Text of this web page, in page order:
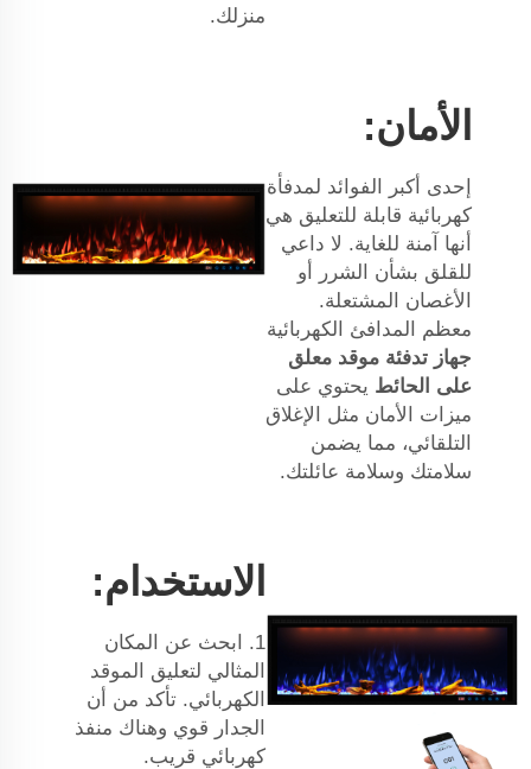
منزلك.
الأمان:
إحدى أكبر الفوائد لمدفأة
كهربائية قابلة للتعليق هي
أنها آمنة للغاية. لا داعي
للقلق بشأن الشرر أو
الأغصان المشتعلة.
معظم المدافئ الكهربائية
جهاز تدفئة موقد معلق
على الحائط يحتوي على
ميزات الأمان مثل الإغلاق
التلقائي، مما يضمن
سلامتك وسلامة عائلتك.
الاستخدام:
1. ابحث عن المكان
المثالي لتعليق الموقد
الكهربائي. تأكد من أن
الجدار قوي وهناك منفذ
كهربائي قريب.